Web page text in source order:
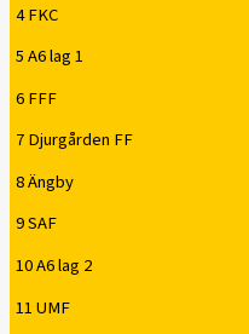
4 FKC
5 A6 lag 1
6 FFF
7 Djurgården FF
8 Ängby
9 SAF
10 A6 lag 2
11 UMF